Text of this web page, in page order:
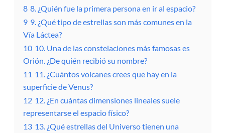
8 8. ¿Quién fue la primera persona en ir al espacio?
9 9. ¿Qué tipo de estrellas son más comunes en la
Vía Láctea?
10 10. Una de las constelaciones más famosas es
Orión. ¿De quién recibió su nombre?
11 11. ¿Cuántos volcanes crees que hay en la
superficie de Venus?
12 12. ¿En cuántas dimensiones lineales suele
representarse el espacio físico?
13 13. ¿Qué estrellas del Universo tienen una